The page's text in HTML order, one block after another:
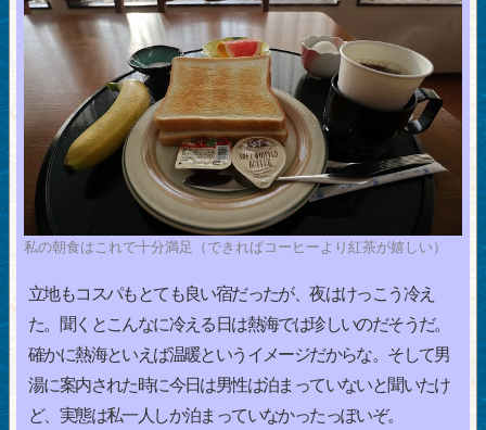
私の朝食はこれで十分満足（できればコーヒーより紅茶が嬉しい）
立地もコスパもとても良い宿だったが、夜はけっこう冷え
た。聞くとこんなに冷える日は熱海では珍しいのだそうだ。
確かに熱海といえば温暖というイメージだからな。そして男
湯に案内された時に今日は男性は泊まっていないと聞いたけ
ど、実態は私一人しか泊まっていなかったっぽいぞ。